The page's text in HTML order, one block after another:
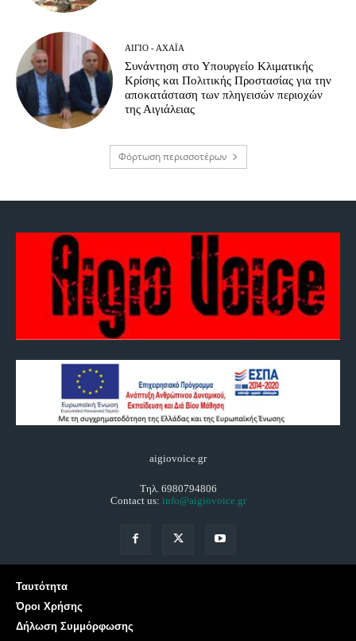
ΑΊΓΙΟ - ΑΧΑΪ́Α
Συνάντηση στο Υπουργείο Κλιματικής
Κρίσης και Πολιτικής Προστασίας για την
αποκατάσταση των πληγεισών περιοχών
της Αιγιάλειας
Φόρτωση περισσοτέρων
aigiovoice.gr
Τηλ. 6980794806
Contact us: info@aigiovoice.gr
Ταυτότητα
Όροι Χρήσης
Δήλωση Συμμόρφωσης